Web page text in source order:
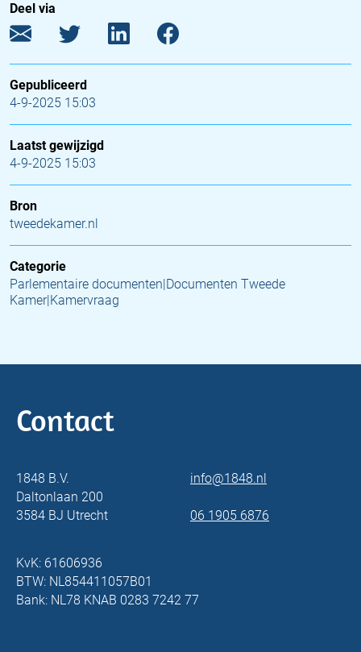
Deel via
Gepubliceerd
4-9-2025 15:03
Laatst gewijzigd
4-9-2025 15:03
Bron
tweedekamer.nl
Categorie
Parlementaire documenten|Documenten Tweede
Kamer|Kamervraag
Contact
1848 B.V.
Daltonlaan 200
3584 BJ Utrecht
info@1848.nl
06 1905 6876
KvK: 61606936
BTW: NL854411057B01
Bank: NL78 KNAB 0283 7242 77